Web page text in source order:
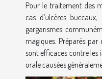
Pour le traitement des
cas d’ulcères
gargarismes
magiques. Préparés
sont efficaces contre
orale causées